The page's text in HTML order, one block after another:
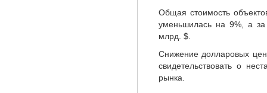
Общая стоимость
уменьшилась на 9%, а за
млрд. $.
Cнижение долларовых
свидетельствовать о
рынка.